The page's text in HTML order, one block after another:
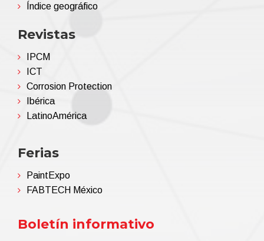
Índice geográfico
Revistas
IPCM
ICT
Corrosion Protection
Ibérica
LatinoAmérica
Ferias
PaintExpo
FABTECH México
Boletín informativo